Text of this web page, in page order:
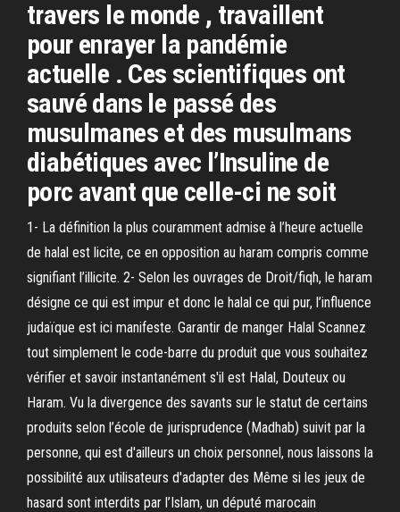
travers le monde , travaillent
pour enrayer la pandémie
actuelle . Ces scientifiques ont
sauvé dans le passé des
musulmanes et des musulmans
diabétiques avec l’Insuline de
porc avant que celle-ci ne soit
1- La définition la plus couramment admise à l’heure actuelle
de halal est licite, ce en opposition au haram compris comme
signifiant l’illicite. 2- Selon les ouvrages de Droit/fiqh, le haram
désigne ce qui est impur et donc le halal ce qui pur, l’influence
judaïque est ici manifeste. Garantir de manger Halal Scannez
tout simplement le code-barre du produit que vous souhaitez
vérifier et savoir instantanément s'il est Halal, Douteux ou
Haram. Vu la divergence des savants sur le statut de certains
produits selon l’école de jurisprudence (Madhab) suivit par la
personne, qui est d'ailleurs un choix personnel, nous laissons la
possibilité aux utilisateurs d'adapter des Même si les jeux de
hasard sont interdits par l’Islam, un député marocain